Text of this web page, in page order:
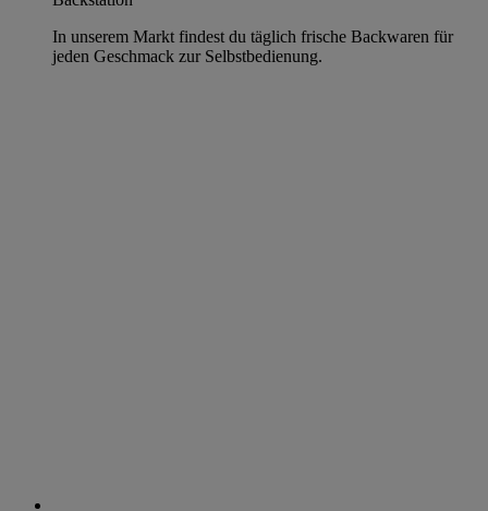
In unserem Markt findest du täglich frische Backwaren für
jeden Geschmack zur Selbstbedienung.